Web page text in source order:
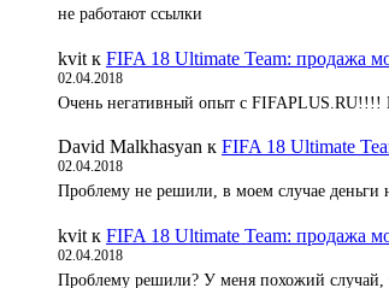
не работают ссылки
kvit к FIFA 18 Ultimate Team: продажа
02.04.2018
Очень негативный опыт с FIFAPLUS.RU!!!!
David Malkhasyan к FIFA 18 Ultimate
02.04.2018
Проблему не решили, в моем случае
kvit к FIFA 18 Ultimate Team: продажа
02.04.2018
Проблему решили? У меня похожий случай,